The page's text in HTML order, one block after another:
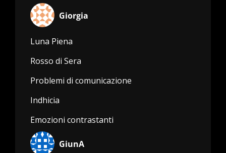
Giorgia
Luna Piena
Rosso di Sera
Problemi di comunicazione
Indhicia
Emozioni contrastanti
GiunA